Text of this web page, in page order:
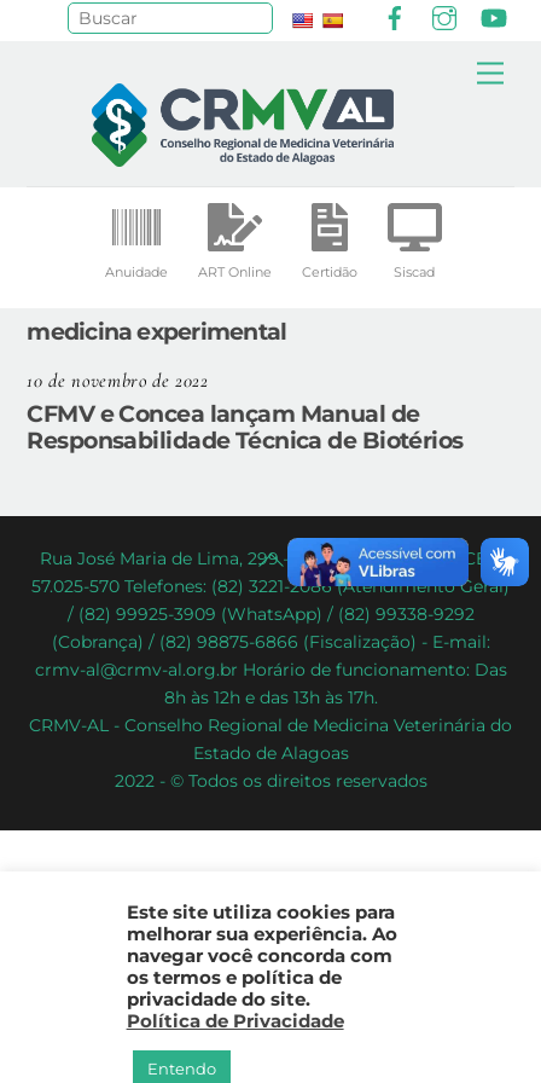
Anuidade ART Online Certidão Siscad
medicina experimental
10 de novembro de 2022
CFMV e Concea lançam Manual de
Responsabilidade Técnica de Biotérios
Back
To
Top
Rua José Maria de Lima, 299 – Poço – Maceió/AL – CEP:
57.025-570 Telefones: (82) 3221-2086 (Atendimento Geral)
/ (82) 99925-3909 (WhatsApp) / (82) 99338-9292
(Cobrança) / (82) 98875-6866 (Fiscalização) - E-mail:
crmv-al@crmv-al.org.br Horário de funcionamento: Das
8h às 12h e das 13h às 17h.
CRMV-AL - Conselho Regional de Medicina Veterinária do
Estado de Alagoas
2022 - © Todos os direitos reservados
Este site utiliza cookies para
melhorar sua experiência. Ao
navegar você concorda com
os termos e política de
privacidade do site.
Política de Privacidade
Entendo